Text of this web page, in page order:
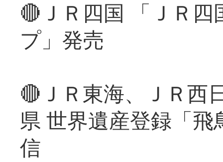
🔴ＪＲ四国 「ＪＲ
プ」発売
🔴ＪＲ東海、ＪＲ西
県 世界遺産登録「
信